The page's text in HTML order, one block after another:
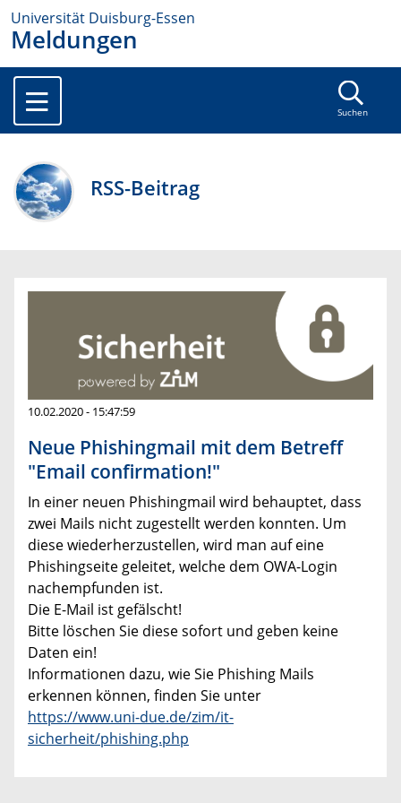
Universität Duisburg-Essen
Meldungen
Suchen
RSS-Beitrag
10.02.2020 - 15:47:59
Neue Phishingmail mit dem Betreff
"Email confirmation!"
In einer neuen Phishingmail wird behauptet, dass
zwei Mails nicht zugestellt werden konnten. Um
diese wiederherzustellen, wird man auf eine
Phishingseite geleitet, welche dem OWA-Login
nachempfunden ist.
Die E-Mail ist gefälscht!
Bitte löschen Sie diese sofort und geben keine
Daten ein!
Informationen dazu, wie Sie Phishing Mails
erkennen können, finden Sie unter
https://www.uni-due.de/zim/it-
sicherheit/phishing.php